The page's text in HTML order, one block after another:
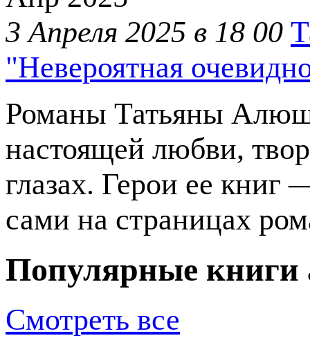
3 Апреля 2025 в 18 00
"Невероятная
Романы Татьяны
настоящей любви,
глазах. Герои ее
сами на страницах
Популярные книги
Смотреть все